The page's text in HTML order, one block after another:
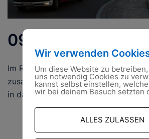
09.03.2023
Im Rahmen einer Amtshilfe
zusammen HiOrg des Landes
in das polnisch/ukrainische
Wir verwenden
Um diese Website zu
uns notwendig Cookies zu
kannst selbst einstellen,
wir bei deinem Besuch setzten
ALLES ZULASSEN